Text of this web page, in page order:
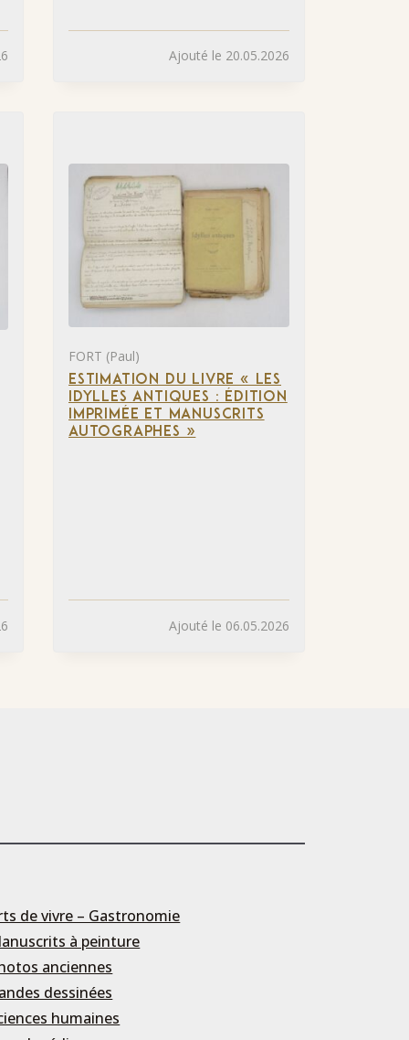
Ajouté le 20.05.2026
FORT (Paul)
ESTIMATION DU LIVRE « LES
IDYLLES ANTIQUES : ÉDITION
IMPRIMÉE ET MANUSCRITS
AUTOGRAPHES »
Ajouté le 06.05.2026
de vivre – Gastronomie
à peinture
anciennes
dessinées
humaines